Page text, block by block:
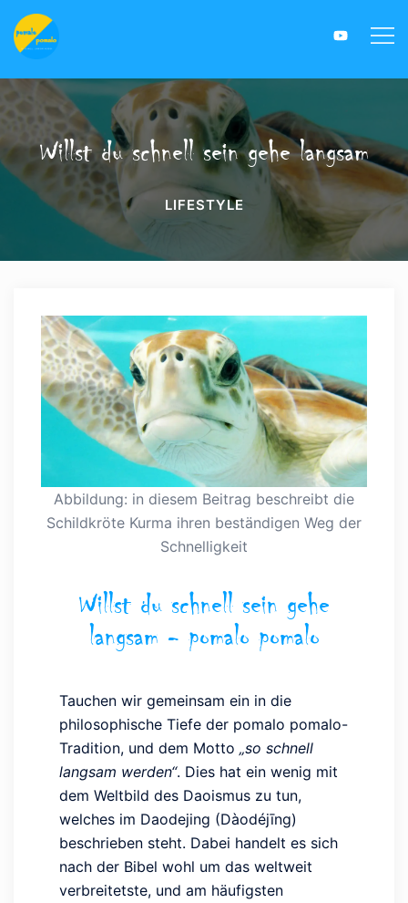
Willst du schnell sein gehe langsam
LIFESTYLE
Abbildung: in diesem Beitrag beschreibt die
Schildkröte Kurma ihren beständigen Weg der
Schnelligkeit
Willst du schnell sein gehe
langsam - pomalo pomalo
Tauchen wir gemeinsam ein in die
philosophische Tiefe der pomalo pomalo-
Tradition, und dem Motto „so schnell
langsam werden“. Dies hat ein wenig mit
dem Weltbild des Daoismus zu tun,
welches im Daodejing (Dàodéjīng)
beschrieben steht. Dabei handelt es sich
nach der Bibel wohl um das weltweit
verbreitetste, und am häufigsten